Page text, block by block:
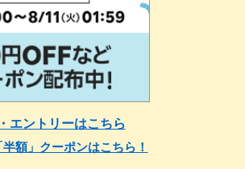
エントリーはこちら
額」クーポンはこちら！